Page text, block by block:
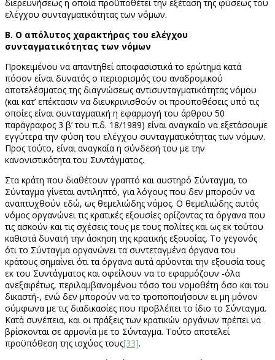
διερευνήσεως η οποία προϋποθέτει την εξέταση της φύσεως του
ελέγχου συνταγματικότητας των νόμων.
Β. Ο απόλυτος χαρακτήρας του ελέγχου
συνταγματικότητας των νόμων
Προκειμένου να απαντηθεί αποφασιστικά το ερώτημα κατά
πόσον είναι δυνατός ο περιορισμός του αναδρομικού
αποτελέσματος της διαγνώσεως αντισυνταγματικότητας νόμου
(και κατ’ επέκτασιν να διευκρινισθούν οι προϋποθέσεις υπό τις
οποίες είναι συνταγματική η εφαρμογή του άρθρου 50
παράγραφος 3 β’ του π.δ. 18/1989) είναι αναγκαίο να εξετάσουμε
εγγύτερα την φύση του ελέγχου συνταγματικότητας των νόμων.
Προς τούτο, είναι αναγκαία η σύνδεσή του με την
κανονιστικότητα του Συντάγματος.
Στα κράτη που διαθέτουν γραπτό και αυστηρό Σύνταγμα, το
Σύνταγμα γίνεται αντιληπτό, για λόγους που δεν μπορούν να
αναπτυχθούν εδώ, ως θεμελιώδης νόμος. Ο θεμελιώδης αυτός
νόμος οργανώνει τις κρατικές εξουσίες ορίζοντας τα όργανα που
τις ασκούν και τις σχέσεις τους με τους πολίτες και ως εκ τούτου
καθιστά δυνατή την άσκηση της κρατικής εξουσίας. Το γεγονός
ότι το Σύνταγμα οργανώνει τα συντεταγμένα όργανα του
κράτους σημαίνει ότι τα όργανα αυτά αρύονται την εξουσία τους
εκ του Συντάγματος και οφείλουν να το εφαρμόζουν -όλα
ανεξαιρέτως, περιλαμβανομένου τόσο του νομοθέτη όσο και του
δικαστή-, ενώ δεν μπορούν να το τροποποιήσουν ει μη μόνον
σύμφωνα με τις διαδικασίες που προβλέπει το ίδιο το Σύνταγμα.
Κατά συνέπεια, και οι πράξεις των κρατικών οργάνων πρέπει να
βρίσκονται σε αρμονία με το Σύνταγμα. Τούτο αποτελεί
προϋπόθεση της ισχύος τους[33].